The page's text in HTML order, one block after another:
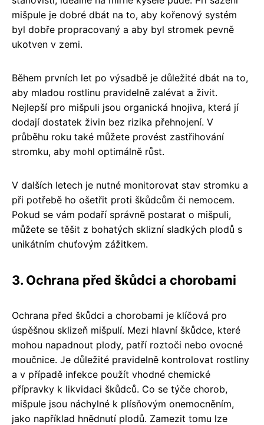
mišpule je dobré dbát na to, aby kořenový systém
byl dobře propracovaný a aby byl stromek pevně
ukotven v zemi.
Během prvních let po výsadbě je důležité dbát na to,
aby mladou rostlinu pravidelně zalévat a živit.
Nejlepší pro mišpuli jsou organická hnojiva, která jí
dodají dostatek živin bez rizika přehnojení. V
průběhu roku také můžete provést zastřihování
stromku, aby mohl optimálně růst.
V dalších letech je nutné monitorovat stav stromku a
při potřebě ho ošetřit proti škůdcům či nemocem.
Pokud se vám podaří správně postarat o mišpuli,
můžete se těšit z bohatých sklizní sladkých plodů s
unikátním chuťovým zážitkem.
3. Ochrana před škůdci a chorobami
Ochrana před škůdci a chorobami je klíčová pro
úspěšnou sklizeň mišpulí. Mezi hlavní škůdce, které
mohou napadnout plody, patří roztoči nebo ovocné
moučnice. Je důležité pravidelně kontrolovat rostliny
a v případě infekce použít vhodné chemické
přípravky k likvidaci škůdců. Co se týče chorob,
mišpule jsou náchylné k plísňovým onemocněním,
jako například hnědnutí plodů. Zamezit tomu lze